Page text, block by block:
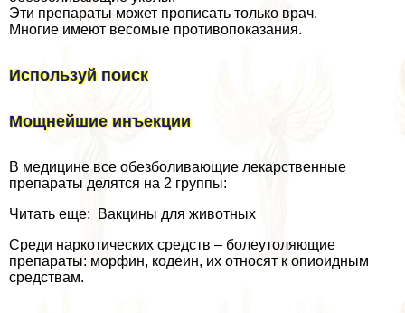
Эти препараты может прописать только врач.
Многие имеют весомые противопоказания.
Используй поиск
Мощнейшие инъекции
В медицине все обезболивающие лекарственные
препараты делятся на 2 группы:
Читать еще: Вакцины для животных
Среди наркотических средств – болеутоляющие
препараты: морфин, кодеин, их относят к опиоидным
средствам.